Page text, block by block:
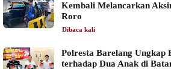
Kembali Melancarkan
Roro
Dibaca kali
Polresta Barelang Ungkap
terhadap Dua Anak di